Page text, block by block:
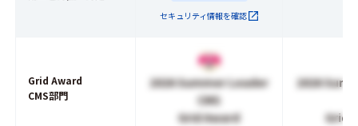
セキュリティ情報を確認
Grid Award
CMS部門
2026 Summer Leader
CMS
Grid Award
2026
Grid